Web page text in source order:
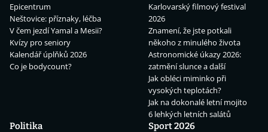
Epicentrum
Neštovice: příznaky, léčba
V čem jezdí Yamal a Mesii?
Kvízy pro seniory
Kalendář úplňků 2026
Co je bodycount?
Karlovarský filmový festival
2026
Znamení, že jste potkali
někoho z minulého života
Astronomické úkazy 2026:
zatmění slunce a další
Jak obléci miminko při
vysokých teplotách?
Jak na dokonalé letní mojito
6 lehkých letních salátů
Politika
Sport 2026